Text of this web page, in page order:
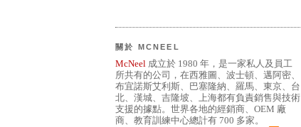
關於 MCNEEL
McNeel 成立於 1980 年，是一家私人及員工
所共有的公司，在西雅圖、波士頓、邁阿密、
布宜諾斯艾利斯、巴塞隆納、羅馬、東京、台
北、漢城、吉隆坡、上海都有負責銷售與技術
支援的據點。世界各地的經銷商、OEM 廠
商、教育訓練中心總計有 700 多家。